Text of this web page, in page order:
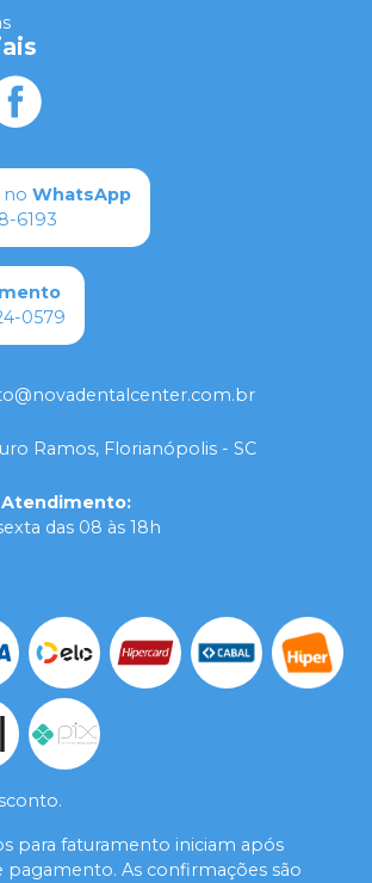
no WhatsApp
6193
0579
Ramos, Florianópolis - SC
Atendimento:
das 08 às 18h
para faturamento iniciam após
pagamento. As confirmações são